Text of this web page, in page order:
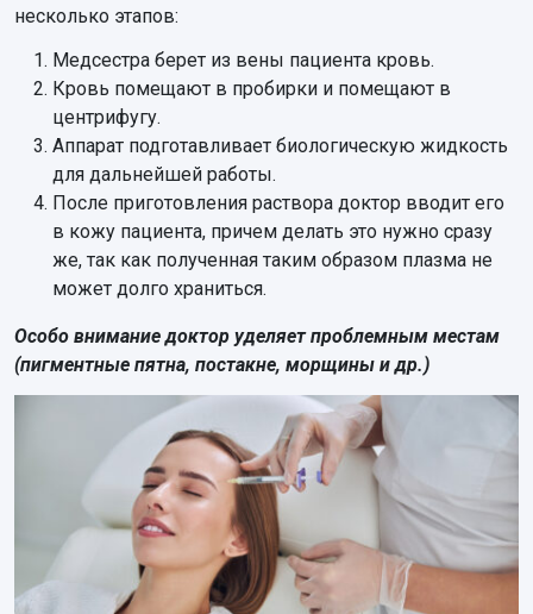
несколько этапов:
Медсестра берет из вены пациента кровь.
Кровь помещают в пробирки и помещают в
центрифугу.
Аппарат подготавливает биологическую жидкость
для дальнейшей работы.
После приготовления раствора доктор вводит его
в кожу пациента, причем делать это нужно сразу
же, так как полученная таким образом плазма не
может долго храниться.
Особо внимание доктор уделяет проблемным местам
(пигментные пятна, постакне, морщины и др.)